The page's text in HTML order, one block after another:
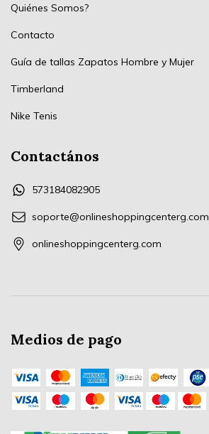
Quiénes Somos?
Contacto
Guía de tallas Zapatos Hombre y Mujer
Timberland
Nike Tenis
Contactános
573184082905
soporte@onlineshoppingcenterg.com
onlineshoppingcenterg.com
Medios de pago